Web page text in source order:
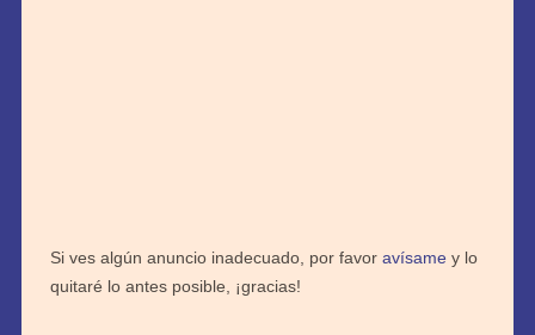
Si ves algún anuncio inadecuado, por favor avísamey lo
quitaré lo antes posible, ¡gracias!